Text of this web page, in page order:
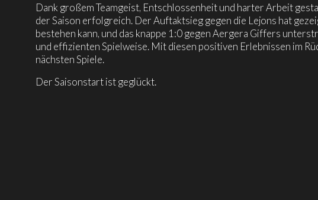
Dank großem Teamgeist, Entschlossenheit und harter Arbeit
der Saison erfolgreich. Der Auftaktsieg gegen die Lejons hat
bestehen kann, und das knappe 1:0 gegen Aergera Giffers
und effizienten Spielweise. Mit diesen positiven Erlebnissen im
nächsten Spiele.
Der Saisonstart ist geglückt.